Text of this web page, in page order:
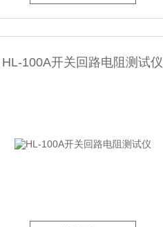
HL-100A开关回路电阻测试仪